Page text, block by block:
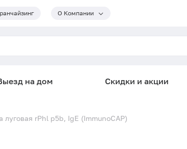
О Компании
на дом Скидки и акции
rPhl p5b, IgE (ImmunoCAP)